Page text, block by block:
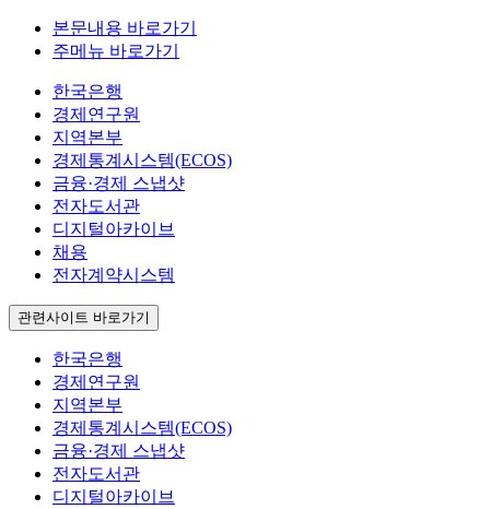
본문내용 바로가기
주메뉴 바로가기
한국은행
경제연구원
지역본부
경제통계시스템(ECOS)
금융·경제 스냅샷
전자도서관
디지털아카이브
채용
전자계약시스템
관련사이트 바로가기
한국은행
경제연구원
지역본부
경제통계시스템(ECOS)
금융·경제 스냅샷
전자도서관
디지털아카이브